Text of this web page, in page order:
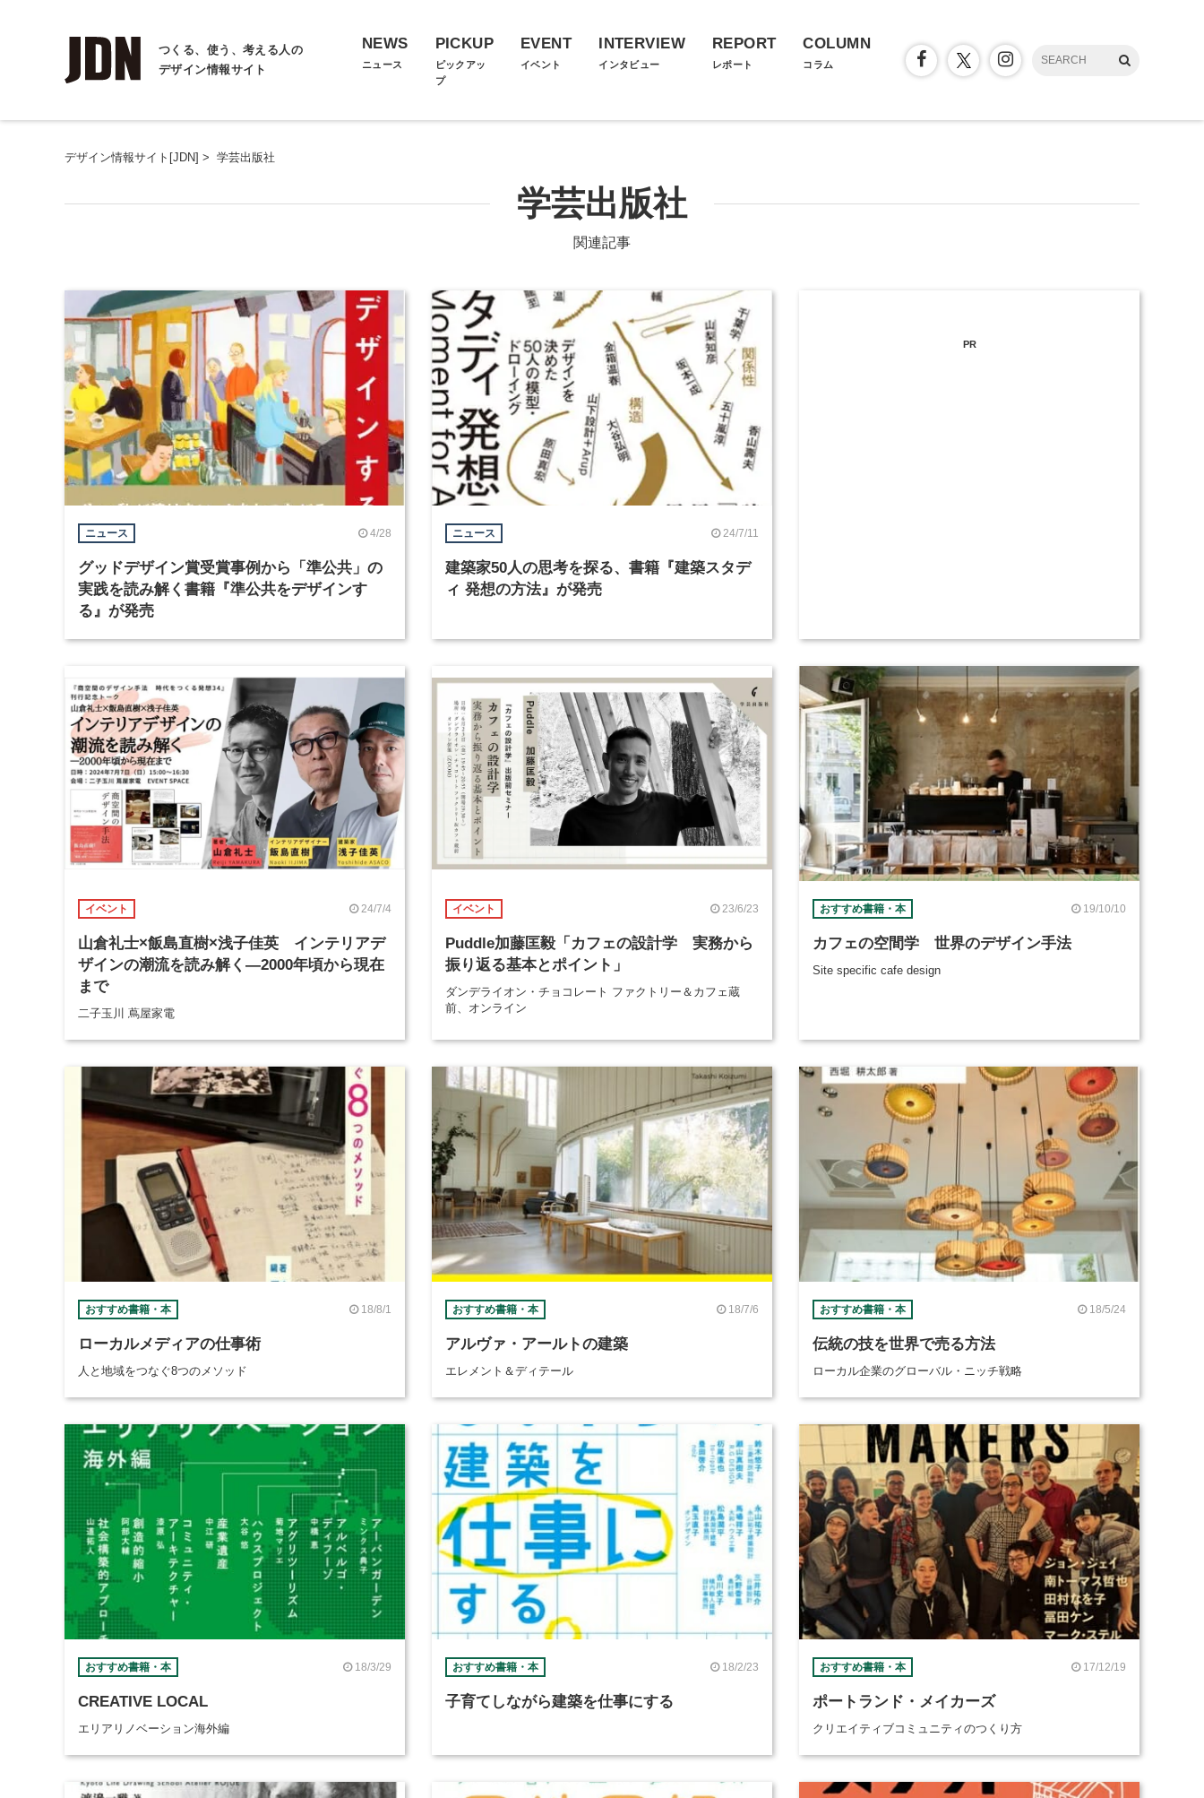
つくる、使う、考える人の
デザイン情報サイト
NEWS
ニュース
PICKUP
ピックアッ
プ
EVENT
イベント
INTERVIEW
インタビュー
REPORT
レポート
COLUMN
コラム
デザイン情報サイト[JDN] > 学芸出版社
学芸出版社
関連記事
ニュース 4/28
グッドデザイン賞受賞事例から「準公共」の
実践を読み解く書籍『準公共をデザインす
る』が発売
ニュース 24/7/11
建築家50人の思考を探る、書籍『建築スタデ
ィ 発想の方法』が発売
PR
イベント 24/7/4
山倉礼士×飯島直樹×浅子佳英 インテリアデ
ザインの潮流を読み解く―2000年頃から現在
まで
二子玉川 蔦屋家電
イベント 23/6/23
Puddle加藤匡毅「カフェの設計学 実務から
振り返る基本とポイント」
ダンデライオン・チョコレート ファクトリー＆カフェ蔵
前、オンライン
おすすめ書籍・本 19/10/10
カフェの空間学 世界のデザイン手法
Site specific cafe design
おすすめ書籍・本 18/8/1
ローカルメディアの仕事術
人と地域をつなぐ8つのメソッド
おすすめ書籍・本 18/7/6
アルヴァ・アールトの建築
エレメント＆ディテール
おすすめ書籍・本 18/5/24
伝統の技を世界で売る方法
ローカル企業のグローバル・ニッチ戦略
おすすめ書籍・本 18/3/29
CREATIVE LOCAL
エリアリノベーション海外編
おすすめ書籍・本 18/2/23
子育てしながら建築を仕事にする
おすすめ書籍・本 17/12/19
ポートランド・メイカーズ
クリエイティブコミュニティのつくり方